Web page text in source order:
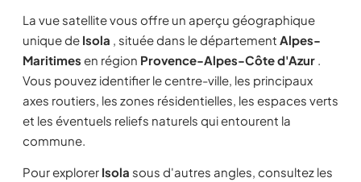
La vue satellite vous offre un aperçu géographique
unique de Isola , située dans le département Alpes-
Maritimes en région Provence-Alpes-Côte d'Azur .
Vous pouvez identifier le centre-ville, les principaux
axes routiers, les zones résidentielles, les espaces verts
et les éventuels reliefs naturels qui entourent la
commune.
Pour explorer Isola sous d'autres angles, consultez les